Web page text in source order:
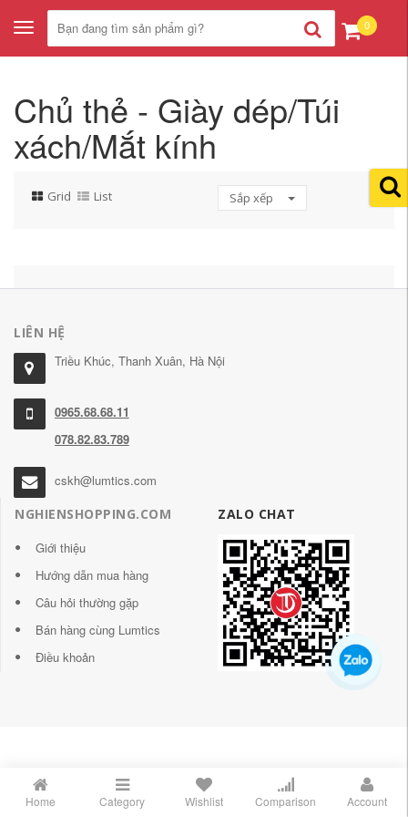
Toggle
navigation
0
Chủ thẻ - Giày dép/Túi
xách/Mắt kính
Grid List Sắp xếp
LIÊN HỆ
Triều Khúc, Thanh Xuân, Hà Nội
0965.68.68.11
078.82.83.789
cskh@lumtics.com
NGHIENSHOPPING.COM
Giới thiệu
Hướng dẫn mua hàng
Câu hỏi thường gặp
Bán hàng cùng Lumtics
Điều khoản
ZALO CHAT
Home Category Wishlist Comparison Account